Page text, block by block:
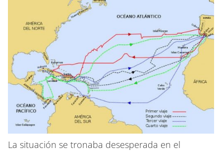
La situación se tronaba desesperada en el